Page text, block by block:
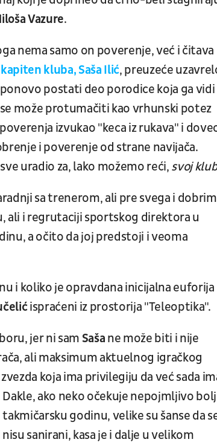
Vazure.
nema samo on poverenje, već i čitava
kluba, Saša Ilić, preuzeće
postati deo porodice koja ga vidi
može protumačiti kao vrhunski potez
izvukao "keca iz rukava" i
i poverenje od strane navijača.
uradio za, lako možemo reći, svoj
sa trenerom, ali pre svega i dobrim
ali i regrutaciji sportskog direktora u
a očito da joj predstoji i veoma
i koliko je opravdana inicijalna euforija
ispraćeni iz prostorija "Teleoptika".
jer ni sam Saša ne može biti i nije
ali maksimum aktuelnog igračkog
koja ima privilegiju da već sada
ako neko očekuje nepojmljivo
godinu, velike su šanse da
sanirani, kasa je i dalje u velikom